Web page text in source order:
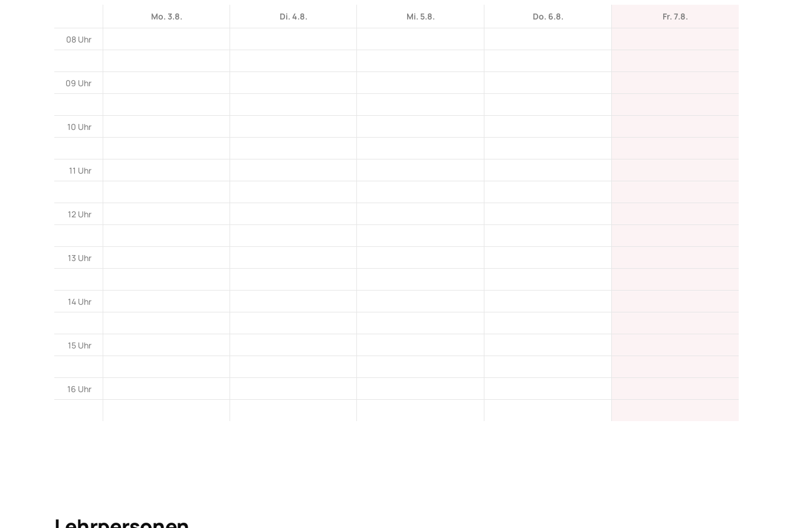
Mo. 3.8. Di. 4.8. Mi. 5.8. Do. 6.8. Fr. 7.8.
08 Uhr
09 Uhr
10 Uhr
11 Uhr
12 Uhr
13 Uhr
14 Uhr
15 Uhr
16 Uhr